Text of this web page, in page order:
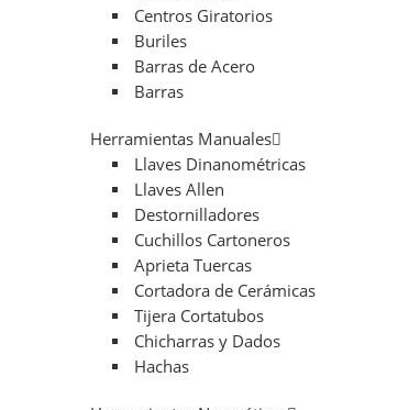
Centros Giratorios
Buriles
Barras de Acero
Barras
Herramientas Manuales
Llaves Dinanométricas
Llaves Allen
Destornilladores
Cuchillos Cartoneros
Aprieta Tuercas
Cortadora de Cerámicas
Tijera Cortatubos
Chicharras y Dados
Hachas